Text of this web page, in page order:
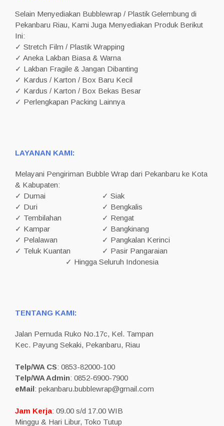
Selain Menyediakan Bubblewrap / Plastik Gelembung di
Pekanbaru Riau, Kami Juga Menyediakan Produk Berikut
Ini:
✓ Stretch Film / Plastik Wrapping
✓ Aneka Lakban Biasa & Warna
✓ Lakban Fragile & Jangan Dibanting
✓ Kardus / Karton / Box Baru Kecil
✓ Kardus / Karton / Box Bekas Besar
✓ Perlengkapan Packing Lainnya
LAYANAN KAMI:
Melayani Pengiriman Bubble Wrap dari Pekanbaru ke Kota
& Kabupaten:
✓ Dumai
✓ Siak
✓ Duri
✓ Bengkalis
✓ Tembilahan
✓ Rengat
✓ Kampar
✓ Bangkinang
✓ Pelalawan
✓ Pangkalan Kerinci
✓ Teluk Kuantan
✓ Pasir Pangaraian
✓ Hingga Seluruh Indonesia
TENTANG KAMI:
Jalan Pemuda Ruko No.17c, Kel. Tampan
Kec. Payung Sekaki, Pekanbaru, Riau
Telp/WA CS: 0853-82000-100
Telp/WA Admin: 0852-6900-7900
eMail: pekanbaru.bubblewrap@gmail.com
Jam Kerja: 09.00 s/d 17.00 WIB
Minggu & Hari Libur, Toko Tutup